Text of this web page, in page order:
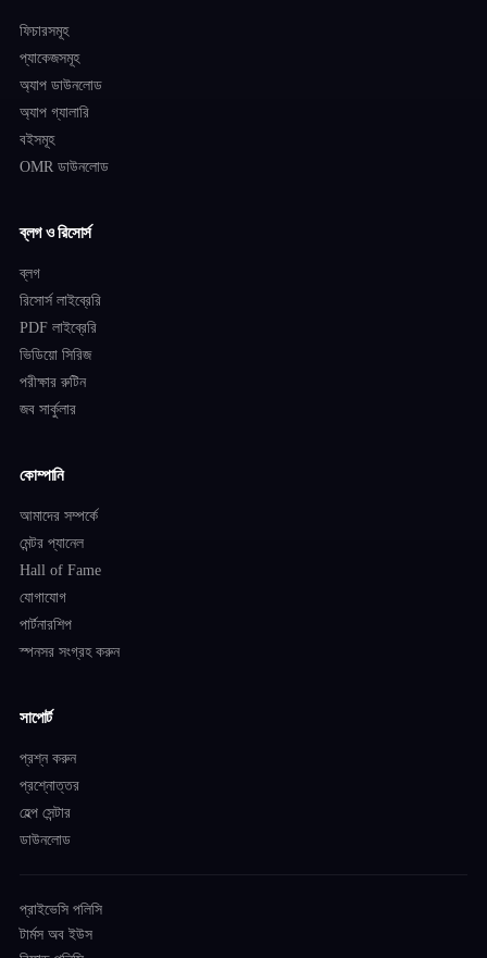
ফিচারসমূহ
প্যাকেজসমূহ
অ্যাপ ডাউনলোড
অ্যাপ গ্যালারি
বইসমূহ
OMR ডাউনলোড
ব্লগ ও রিসোর্স
ব্লগ
রিসোর্স লাইব্রেরি
PDF লাইব্রেরি
ভিডিয়ো সিরিজ
পরীক্ষার রুটিন
জব সার্কুলার
কোম্পানি
আমাদের সম্পর্কে
মেন্টর প্যানেল
Hall of Fame
যোগাযোগ
পার্টনারশিপ
স্পনসর সংগ্রহ করুন
সাপোর্ট
প্রশ্ন করুন
প্রশ্নোত্তর
হেল্প সেন্টার
ডাউনলোড
প্রাইভেসি পলিসি
টার্মস অব ইউস